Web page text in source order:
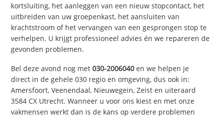
kortsluiting, het aanleggen van een nieuw stopcontact, het
uitbreiden van uw groepenkast, het aansluiten van
krachtstroom of het vervangen van een gesprongen stop te
verhelpen. U krijgt professioneel advies én we repareren de
gevonden problemen.
Bel deze avond nog met030-2006040 en we helpen je
direct in de gehele 030 regio en omgeving, dus ook in:
Amersfoort, Veenendaal, Nieuwegein, Zeist en uiteraard
3584 CX Utrecht. Wanneer u voor ons kiest en met onze
vakmensen werkt dan is de kans op verdere problemen